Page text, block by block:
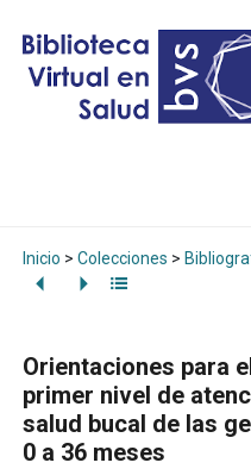
Inicio > Colecciones >
Orientaciones para
primer nivel de
salud bucal de las
0 a 36 meses